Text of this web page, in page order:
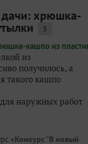
хрюшка-
5
из
получилось, а
такого кашпо
наружных работ
«Конкурс "В новый